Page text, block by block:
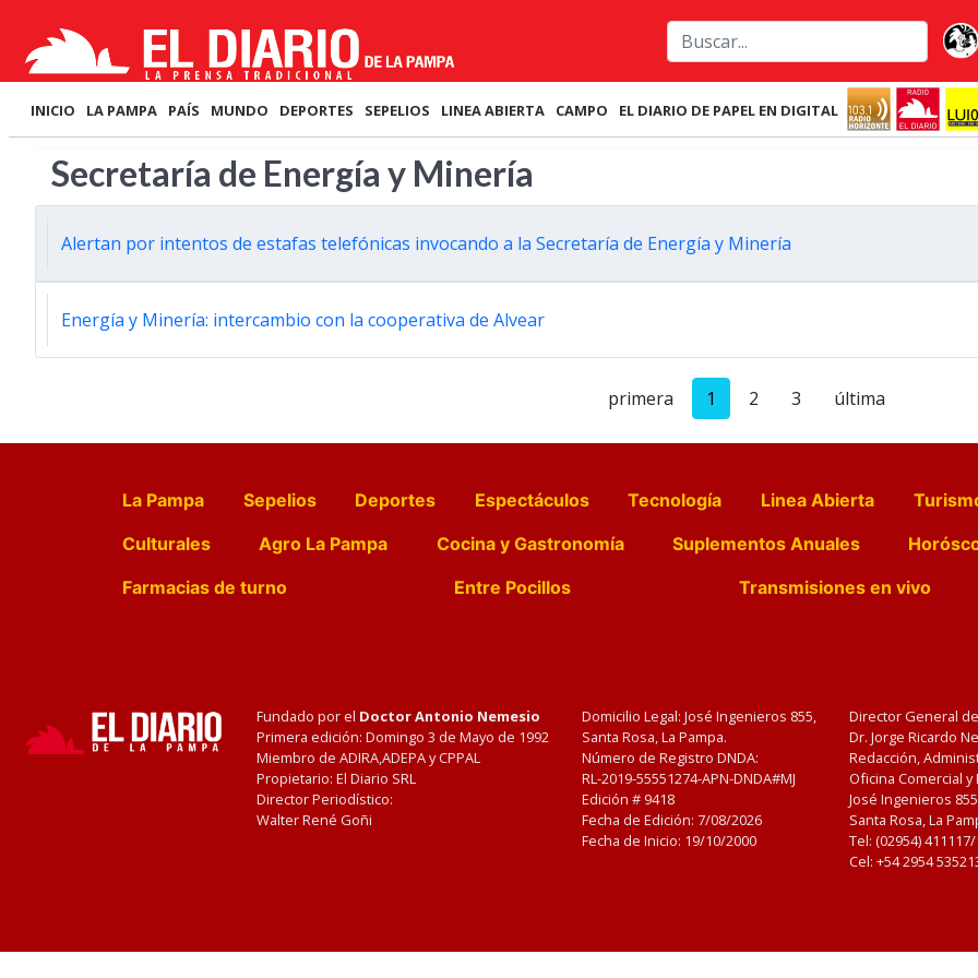
INICIO LA PAMPA PAÍS MUNDO DEPORTES SEPELIOS LINEA ABIERTA CAMPO EL DIARIO DE PAPEL EN DIGITAL
Secretaría de Energía y Minería
Alertan por intentos de estafas telefónicas invocando a la Secretaría de Energía y Minería
Energía y Minería: intercambio con la cooperativa de Alvear
primera 1 2 3 última
La Pampa Sepelios Deportes Espectáculos Tecnología Linea Abierta
Culturales
Agro La Pampa Cocina y Gastronomía Suplementos Anuales
Farmacias de turno
Entre Pocillos Transmisiones en vivo
Fundado por el Doctor Antonio Nemesio
Primera edición: Domingo 3 de Mayo de 1992
Miembro de ADIRA,ADEPA y CPPAL
Propietario: El Diario SRL
Director Periodístico:
Walter René Goñi
Domicilio Legal: José Ingenieros 855,
Santa Rosa, La Pampa.
Número de Registro DNDA:
RL-2019-55551274-APN-DNDA#MJ
Edición # 9418
Fecha de Edición: 7/08/2026
Fecha de Inicio: 19/10/2000
Director General
Dr. Jorge Ricardo
Redacción,
Oficina Comercial
José Ingenieros
Santa Rosa, La
Tel: (02954)
Cel: +54 2954